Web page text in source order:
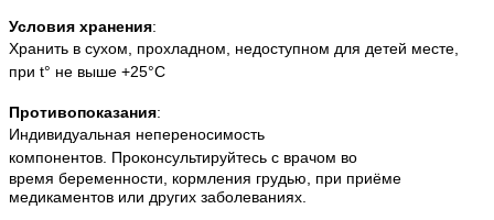
Условия хранения:
Хранить в сухом, прохладном, недоступном для детей месте,
при t° не выше +25°С
Противопоказания:
Индивидуальная непереносимость
компонентов. Проконсультируйтесь с врачом во
время беременности, кормления грудью, при приёме
медикаментов или других заболеваниях.